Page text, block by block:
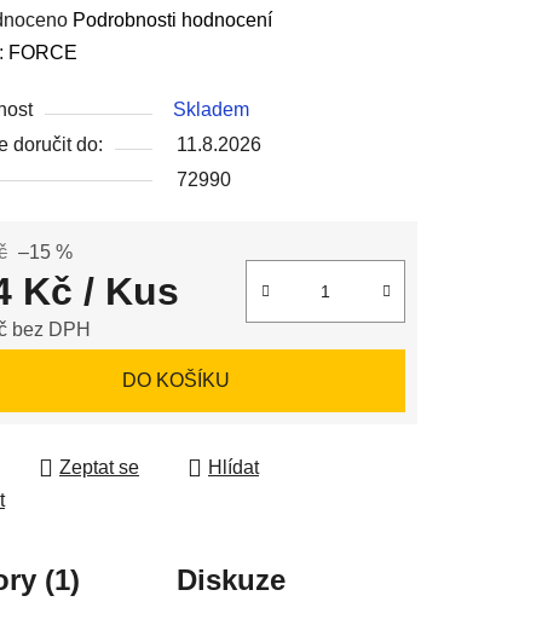
Podrobnosti hodnocení
FORCE
Skladem
doručit do:
11.8.2026
72990
–15 %
Kč / Kus
bez DPH
DO KOŠÍKU
Zeptat se
Hlídat
(1) Diskuze